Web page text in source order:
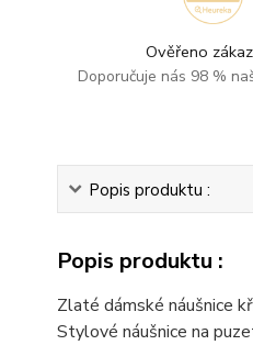
Ověřeno
Doporučuje nás 98 %
Popis produktu :
Popis produktu :
Zlaté dámské náušnice
Stylové náušnice na